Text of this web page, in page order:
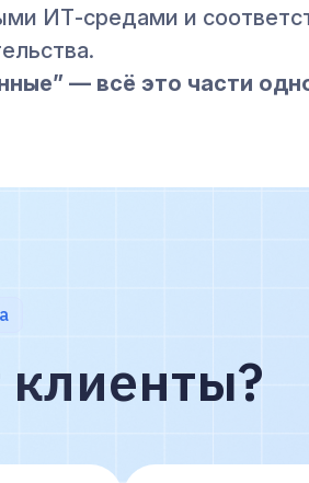
ИТ-средами и
— всё это части
клиенты?